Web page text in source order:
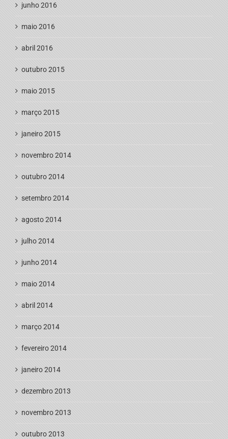
junho 2016
maio 2016
abril 2016
outubro 2015
maio 2015
março 2015
janeiro 2015
novembro 2014
outubro 2014
setembro 2014
agosto 2014
julho 2014
junho 2014
maio 2014
abril 2014
março 2014
fevereiro 2014
janeiro 2014
dezembro 2013
novembro 2013
outubro 2013